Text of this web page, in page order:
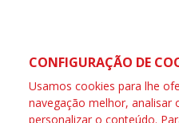
CONFIGURAÇÃO DE
Usamos cookies para lhe
navegação melhor, analisar
personalizar o conteúdo.